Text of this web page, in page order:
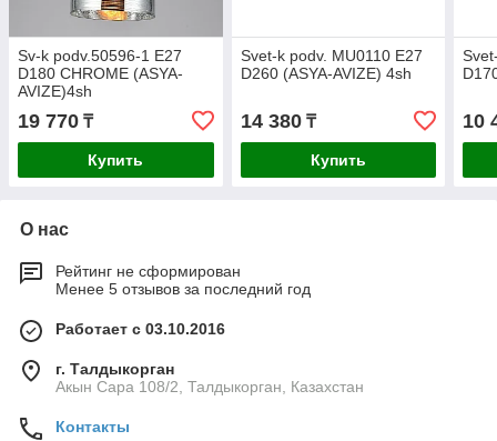
Sv-k podv.50596-1 E27
D180 CHROME (ASYA-
AVIZE)4sh
19 770 ₸
Купить
Svet-k podv. MU0110 E27
D260 (ASYA-AVIZE) 4sh
14 380₸
Купить
10
О нас
Рейтинг не сформирован
Менее 5 отзывов за последний год
Работает с 03.10.2016
г. Талдыкорган
Акын Сара 108/2, Талдыкорган, Казахстан
Контакты